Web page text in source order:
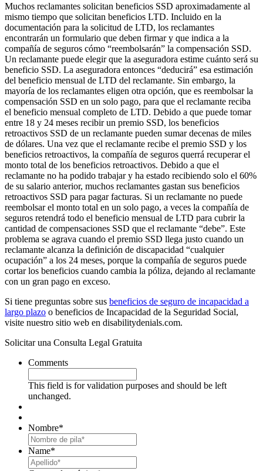
Muchos reclamantes solicitan beneficios SSD aproximadamente al
mismo tiempo que solicitan beneficios LTD. Incluido en la
documentación para la solicitud de LTD, los reclamantes
encontrarán un formulario que deben firmar y que indica a la
compañía de seguros cómo “reembolsarán” la compensación SSD.
Un reclamante puede elegir que la aseguradora estime cuánto será su
beneficio SSD. La aseguradora entonces “deducirá” esa estimación
del beneficio mensual de LTD del reclamante. Sin embargo, la
mayoría de los reclamantes eligen otra opción, que es reembolsar la
compensación SSD en un solo pago, para que el reclamante reciba
el beneficio mensual completo de LTD. Debido a que puede tomar
entre 18 y 24 meses recibir un premio SSD, los beneficios
retroactivos SSD de un reclamante pueden sumar decenas de miles
de dólares. Una vez que el reclamante recibe el premio SSD y los
beneficios retroactivos, la compañía de seguros querrá recuperar el
monto total de los beneficios retroactivos. Debido a que el
reclamante no ha podido trabajar y ha estado recibiendo solo el 60%
de su salario anterior, muchos reclamantes gastan sus beneficios
retroactivos SSD para pagar facturas. Si un reclamante no puede
reembolsar el monto total en un solo pago, a veces la compañía de
seguros retendrá todo el beneficio mensual de LTD para cubrir la
cantidad de compensaciones SSD que el reclamante “debe”. Este
problema se agrava cuando el premio SSD llega justo cuando un
reclamante alcanza la definición de discapacidad “cualquier
ocupación” a los 24 meses, porque la compañía de seguros puede
cortar los beneficios cuando cambia la póliza, dejando al reclamante
con un gran pago en exceso.
Si tiene preguntas sobre sus beneficios de seguro de incapacidad a
largo plazo o beneficios de Incapacidad de la Seguridad Social,
visite nuestro sitio web en disabilitydenials.com.
Solicitar una Consulta Legal Gratuita
Comments
This field is for validation purposes and should be left
unchanged.
Nombre*
Name*